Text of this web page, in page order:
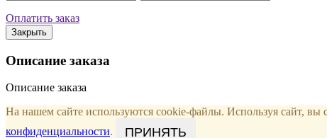
Оплатить заказ
Закрыть
Описание заказа
Описание заказа
На нашем сайте используются cookie-файлы. Используя сайт,
конфиденциальности. ПРИНЯТЬ